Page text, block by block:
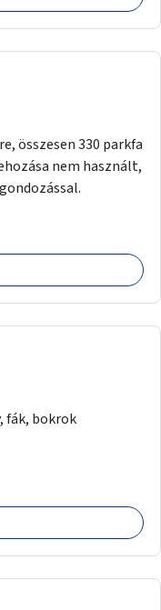
összesen 330 parkfa
nem használt,
fák, bokrok